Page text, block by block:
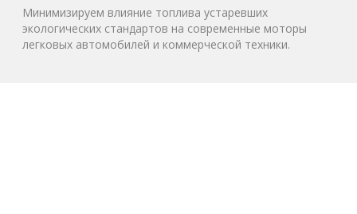
Минимизируем влияние топлива устаревших
экологических стандартов на современные моторы
легковых автомобилей и коммерческой техники.